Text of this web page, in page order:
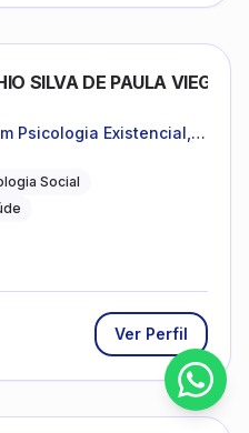
SILVA DE PAULA VIEGAS
Psicologia Existencial,
Social
Ver Perfil